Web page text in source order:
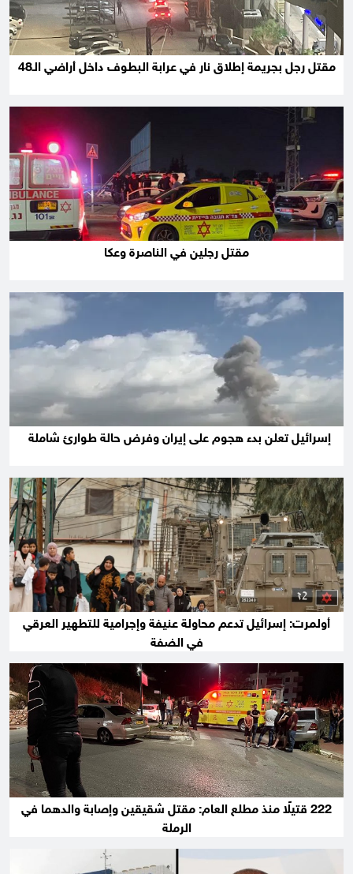
مقتل رجل بجريمة إطلاق نار في عرابة البطوف داخل أراضي الـ48
مقتل رجلين في الناصرة وعكا
إسرائيل تعلن بدء هجوم على إيران وفرض حالة طوارئ شاملة
أولمرت: إسرائيل تدعم محاولة عنيفة وإجرامية للتطهير العرقي
في الضفة
222 قتيلًا منذ مطلع العام: مقتل شقيقين وإصابة والدهما في
الرملة